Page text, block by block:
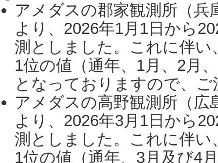
アメダスの郡家観測所（
より、2026年1月1日から
測としました。これに伴い
1位の値（通年、1月、2月
となっておりますので、
アメダスの高野観測所（
より、2026年3月1日から
測としました。これに伴い
1位の値（通年、3月及び4